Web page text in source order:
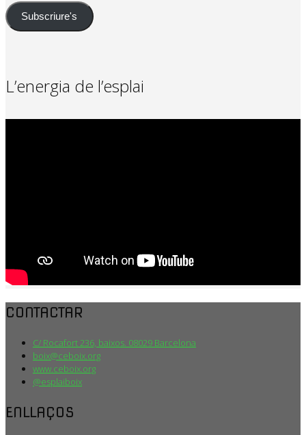
Subscriure's
L’energia de l’esplai
CONTACTAR
C/ Rocafort 236, baixos. 08029 Barcelona
boix@ceboix.org
www.ceboix.org
@esplaiboix
ENLLAÇOS